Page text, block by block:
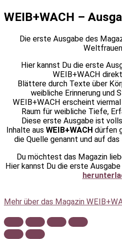
WEIB+WACH –
Die erste Ausgabe des
Hier kannst Du die erste
WEIB+WACH
Blättere durch Texte über
weibliche Erinnerung und
WEIB+WACH erscheint
Raum für weibliche Tiefe,
Diese erste Ausgabe ist
Inhalte aus WEIB+WACH dürfen
die Quelle genannt und auf
Du möchtest das Magazin
Hier kannst Du die erste Ausgabe
Mehr über das Magazin